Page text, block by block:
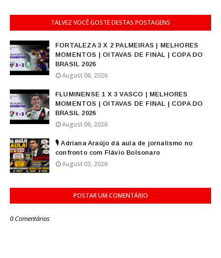
TALVEZ VOCÊ GOSTE DESTAS POSTAGENS
FORTALEZA 3 X 2 PALMEIRAS | MELHORES
MOMENTOS | OITAVAS DE FINAL | COPA DO
BRASIL 2026
August 06, 2026
FLUMINENSE 1 X 3 VASCO | MELHORES
MOMENTOS | OITAVAS DE FINAL | COPA DO
BRASIL 2026
August 06, 2026
🎙️ Adriana Araújo dá aula de jornalismo no
confronto com Flávio Bolsonaro
August 03, 2026
POSTAR UM COMENTÁRIO
0 Comentários